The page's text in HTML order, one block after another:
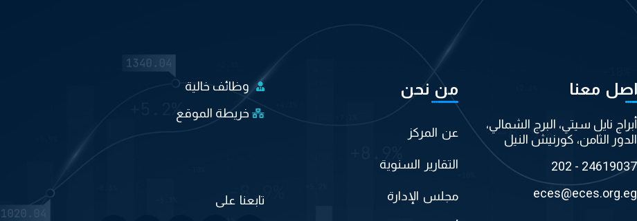
معنا
أبراج نايل سيتي، البرج الشمالي،
الدور الثامن، كورنيش النيل
202 - 24619037
eces@eces.org.eg
من نحن
عن المركز
التقارير السنوية
مجلس الإدارة
وظائف خالية
خريطة الموقع